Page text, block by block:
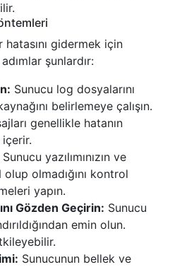
gidermek için
şunlardır:
Sunucu log dosyalarını
belirlemeye çalışın.
genellikle hatanın
içerir.
Sunucu yazılımınızın ve
olup olmadığını kontrol
yapın.
Gözden Geçirin: Sunucu
emin olun.
Sunucunun bellek ve